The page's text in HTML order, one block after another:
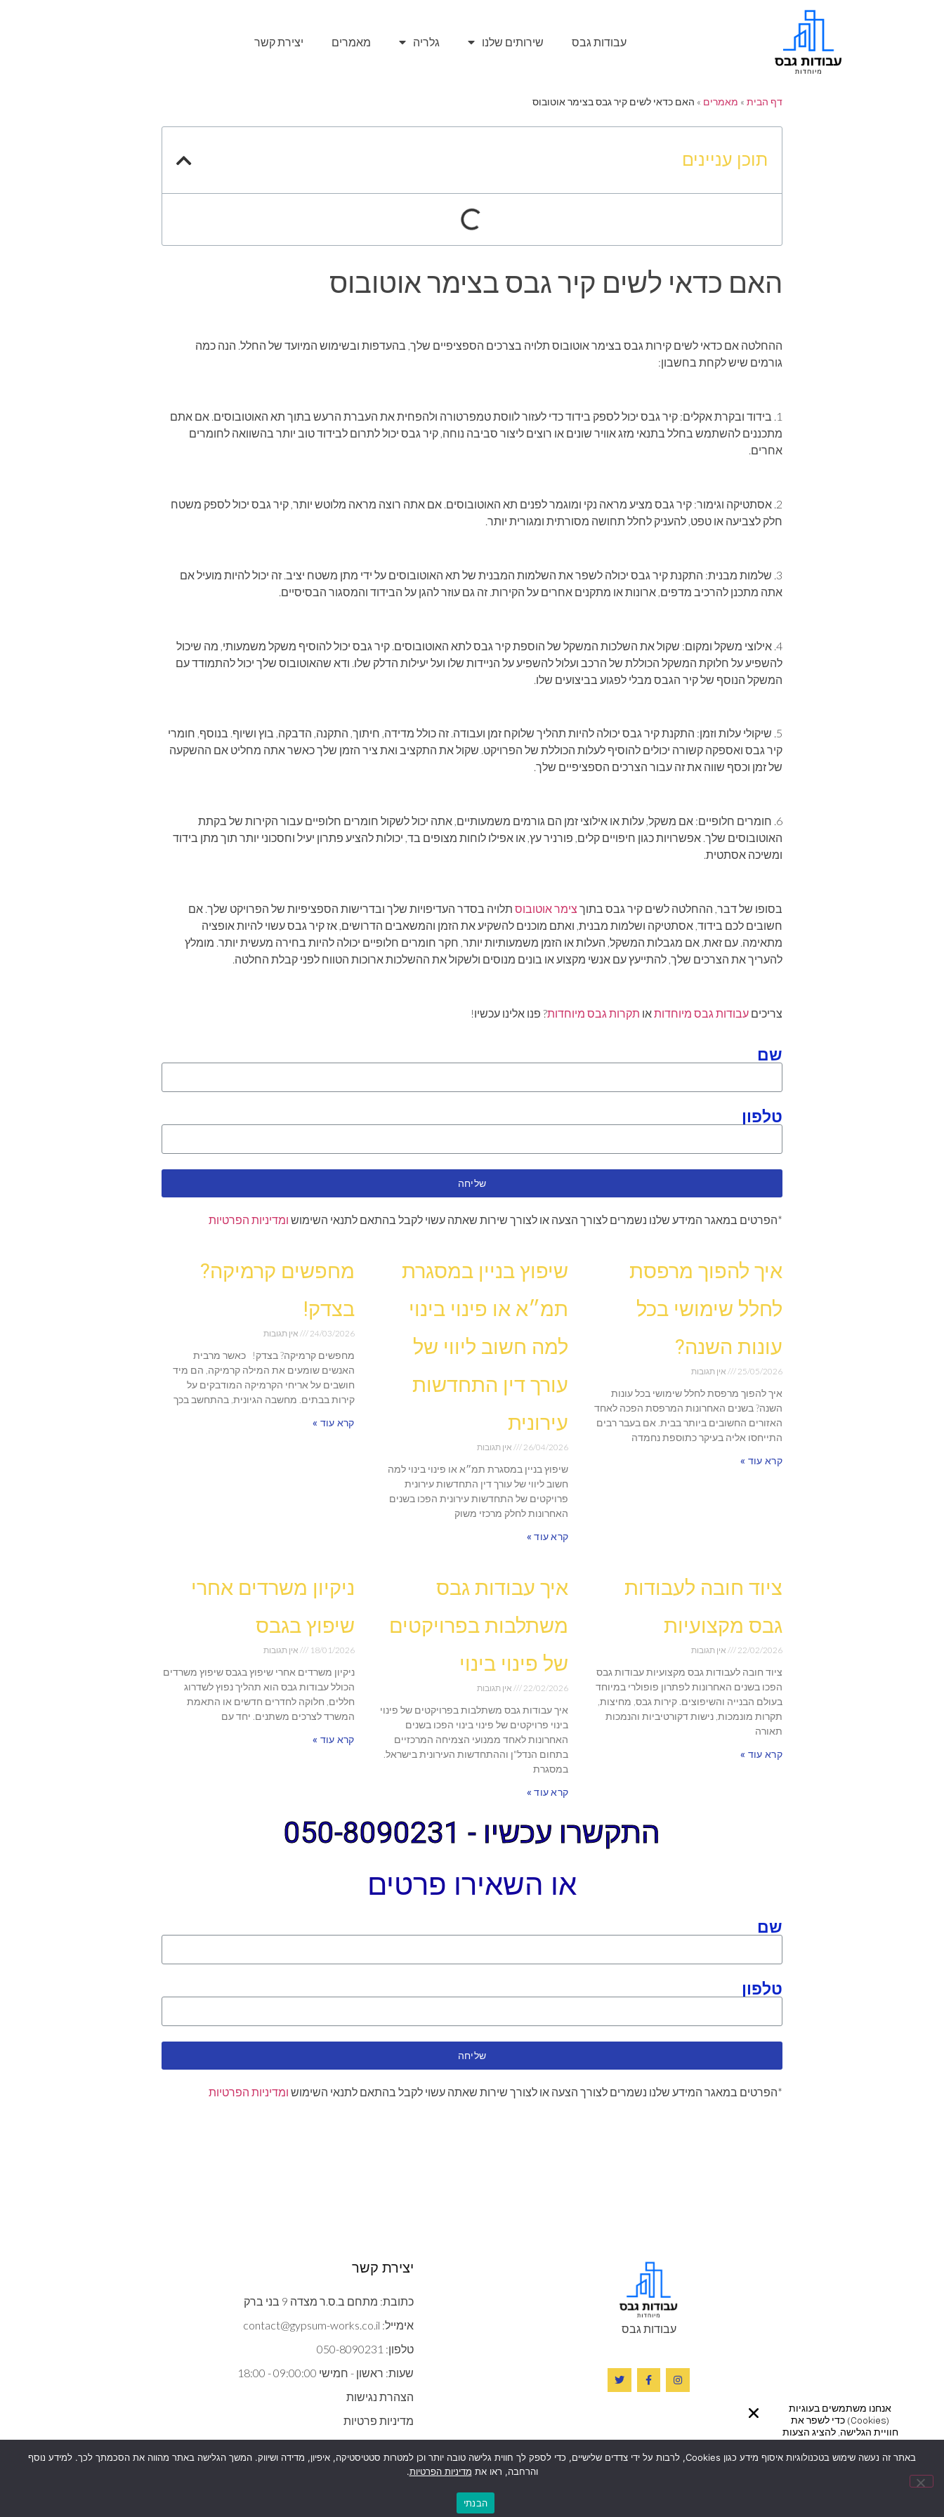
עבודות גבס שירותים שלנו גלריה מאמרים יצירת קשר
דף הבית » מאמרים » האם כדאי לשים קיר גבס בצימר אוטובוס
תוכן עניינים
האם כדאי לשים קיר גבס בצימר אוטובוס
ההחלטה אם כדאי לשים קירות גבס בצימר אוטובוס תלויה בצרכים הספציפיים שלך, בהעדפות ובשימוש המיועד של החלל. הנה כמה
גורמים שיש לקחת בחשבון:
1. בידוד ובקרת אקלים: קיר גבס יכול לספק בידוד כדי לעזור לווסת טמפרטורה ולהפחית את העברת הרעש בתוך תא האוטובוסים. אם אתם
מתכננים להשתמש בחלל בתנאי מזג אוויר שונים או רוצים ליצור סביבה נוחה, קיר גבס יכול לתרום לבידוד טוב יותר בהשוואה לחומרים
אחרים.
2. אסתטיקה וגימור: קיר גבס מציע מראה נקי ומוגמר לפנים תא האוטובוסים. אם אתה רוצה מראה מלוטש יותר, קיר גבס יכול לספק משטח
חלק לצביעה או טפט, להעניק לחלל תחושה מסורתית ומגורית יותר.
3. שלמות מבנית: התקנת קיר גבס יכולה לשפר את השלמות המבנית של תא האוטובוסים על ידי מתן משטח יציב. זה יכול להיות מועיל אם
אתה מתכנן להרכיב מדפים, ארונות או מתקנים אחרים על הקירות. זה גם עוזר להגן על הבידוד והמסגור הבסיסיים.
4. אילוצי משקל ומקום: שקול את השלכות המשקל של הוספת קיר גבס לתא האוטובוסים. קיר גבס יכול להוסיף משקל משמעותי, מה שיכול
להשפיע על חלוקת המשקל הכוללת של הרכב ועלול להשפיע על הניידות שלו ועל יעילות הדלק שלו. ודא שהאוטובוס שלך יכול להתמודד עם
המשקל הנוסף של קיר הגבס מבלי לפגוע בביצועים שלו.
5. שיקולי עלות וזמן: התקנת קיר גבס יכולה להיות תהליך שלוקח זמן ועבודה. זה כולל מדידה, חיתוך, התקנה, הדבקה, בוץ ושיוף. בנוסף, חומרי
קיר גבס ואספקה ​​קשורה יכולים להוסיף לעלות הכוללת של הפרויקט. שקול את התקציב ואת ציר הזמן שלך כאשר אתה מחליט אם ההשקעה
של זמן וכסף שווה את זה עבור הצרכים הספציפיים שלך.
6. חומרים חלופיים: אם משקל, עלות או אילוצי זמן הם גורמים משמעותיים, אתה יכול לשקול חומרים חלופיים עבור הקירות של בקתת
האוטובוסים שלך. אפשרויות כגון חיפויים קלים, פורניר עץ, או אפילו לוחות מצופים בד, יכולות להציע פתרון יעיל וחסכוני יותר תוך מתן בידוד
ומשיכה אסתטית.
בסופו של דבר, ההחלטה לשים קיר גבס בתוך צימר אוטובוס תלויה בסדר העדיפויות שלך ובדרישות הספציפיות של הפרויקט שלך. אם
חשובים לכם בידוד, אסתטיקה ושלמות מבנית, ואתם מוכנים להשקיע את הזמן והמשאבים הדרושים, אז קיר גבס עשוי להיות אופציה
מתאימה. עם זאת, אם מגבלות המשקל, העלות או הזמן משמעותיות יותר, חקר חומרים חלופיים יכולה להיות בחירה מעשית יותר. מומלץ
להעריך את הצרכים שלך, להתייעץ עם אנשי מקצוע או בונים מנוסים ולשקול את ההשלכות ארוכות הטווח לפני קבלת החלטה.
צריכים עבודות גבס מיוחדותאו תקרות גבס מיוחדות? פנו אלינו עכשיו!
שם
טלפון
שליחה
*הפרטים במאגר המידע שלנו נשמרים לצורך הצעה או לצורך שירות שאתה עשוי לקבל בהתאם לתנאי השימוש ומדיניות הפרטיות
איך להפוך מרפסת
לחלל שימושי בכל
עונות השנה?
25/05/2026 אין תגובות
איך להפוך מרפסת לחלל שימושי בכל עונות
השנה? בשנים האחרונות המרפסת הפכה לאחד
האזורים החשובים ביותר בבית. אם בעבר רבים
התייחסו אליה בעיקר כתוספת נחמדה
קרא עוד »
שיפוץ בניין במסגרת
תמ״א או פינוי בינוי
למה חשוב ליווי של
עורך דין התחדשות
עירונית
26/04/2026 אין תגובות
שיפוץ בניין במסגרת תמ״א או פינוי בינוי למה
חשוב ליווי של עורך דין התחדשות עירונית
פרויקטים של התחדשות עירונית הפכו בשנים
האחרונות לחלק מרכזי משוק
קרא עוד »
מחפשים קרמיקה?
בצדק!
24/03/2026 אין תגובות
מחפשים קרמיקה? בצדק! כאשר מרבית
האנשים שומעים את המילה קרמיקה, הם מיד
חושבים על אריחי הקרמיקה המודבקים על
קירות בבתים. מחשבה הגיונית, בהתחשב בכך
קרא עוד »
ציוד חובה לעבודות
גבס מקצועיות
22/02/2026 אין תגובות
ציוד חובה לעבודות גבס מקצועיות עבודות גבס
הפכו בשנים האחרונות לפתרון פופולרי במיוחד
בעולם הבנייה והשיפוצים. קירות גבס, מחיצות,
תקרות מונמכות, נישות דקורטיביות והנמכות
תאורה
קרא עוד »
איך עבודות גבס
משתלבות בפרויקטים
של פינוי בינוי
22/02/2026 אין תגובות
איך עבודות גבס משתלבות בפרויקטים של פינוי
בינוי פרויקטים של פינוי בינוי הפכו בשנים
האחרונות לאחד ממנועי הצמיחה המרכזיים
בתחום הנדל"ן וההתחדשות העירונית בישראל.
במסגרת
קרא עוד »
ניקיון משרדים אחרי
שיפוץ בגבס
18/01/2026 אין תגובות
ניקיון משרדים אחרי שיפוץ בגבס שיפוץ משרדים
הכולל עבודות גבס הוא תהליך נפוץ לשדרוג
חללים, חלוקה לחדרים חדשים או התאמת
המשרד לצרכים משתנים. יחד עם
קרא עוד »
התקשרו עכשיו - 050-8090231
או השאירו פרטים
שם
טלפון
שליחה
*הפרטים במאגר המידע שלנו נשמרים לצורך הצעה או לצורך שירות שאתה עשוי לקבל בהתאם לתנאי השימוש ומדיניות הפרטיות
עבודות גבס
יצירת קשר
כתובת: מתחם ב.ס.ר מצדה 9 בני ברק
אימייל: contact@gypsum-works.co.il
טלפון: 050-8090231
שעות: ראשון - חמישי 09:00:00 - 18:00
הצהרת נגישות
מדיניות פרטיות
באתר זה נעשה שימוש בטכנולוגיות איסוף מידע כגון Cookies, לרבות על ידי צדדים שלישיים, כדי לספק לך חווית גלישה טובה יותר וכן למטרות סטטיסטיקה, איפיון, מדידה ושיווק. המשך הגלישה באתר מהווה את הסכמתך לכך. למידע נוסף
והרחבה, ראו את מדיניות הפרטיות.
הבנתי
אנחנו משתמשים בעוגיות
(cookies) כדי לשפר את
חוויית הגלישה, להציג הצעות
כמפורטבמדיניות הפרטיות